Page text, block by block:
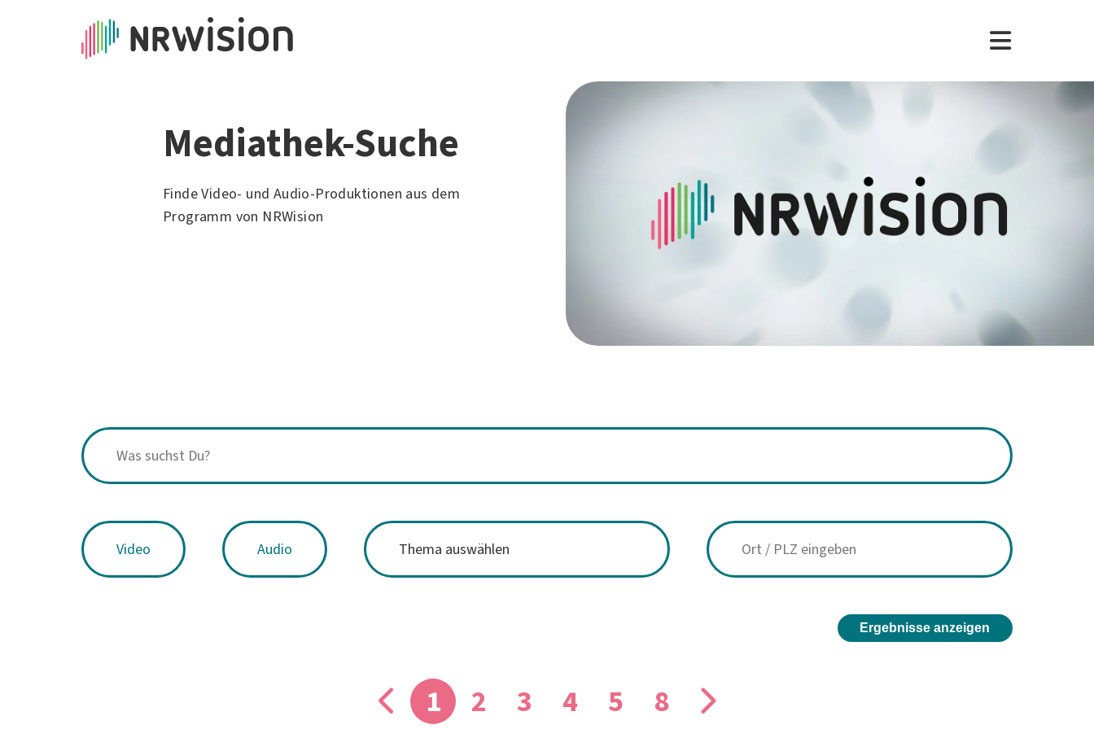
Mediathek-Suche
Finde Video- und Audio-Produktionen aus dem
Programm von NRWision
Video Audio
Ergebnisse anzeigen
1 2 3 4 5 8